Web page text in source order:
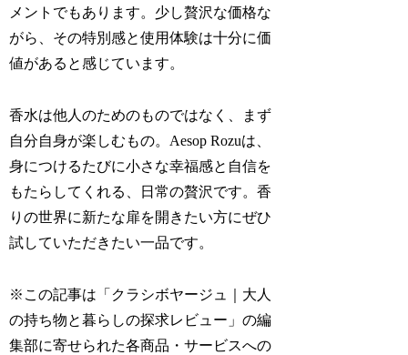
メントでもあります。少し贅沢な価格な
がら、その特別感と使用体験は十分に価
値があると感じています。
香水は他人のためのものではなく、まず
自分自身が楽しむもの。Aesop Rozuは、
身につけるたびに小さな幸福感と自信を
もたらしてくれる、日常の贅沢です。香
りの世界に新たな扉を開きたい方にぜひ
試していただきたい一品です。
※この記事は「クラシボヤージュ｜大人
の持ち物と暮らしの探求レビュー」の編
集部に寄せられた各商品・サービスへの